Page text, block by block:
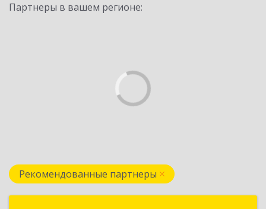
Партнеры в вашем регионе:
Рекомендованные партнеры